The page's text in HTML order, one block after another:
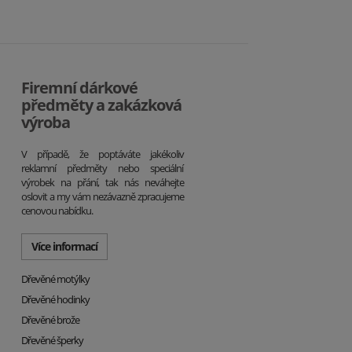
Firemní dárkové
předměty a zakázková
výroba
V případě, že poptáváte jakékoliv
reklamní předměty nebo speciální
výrobek na přání, tak nás neváhejte
oslovit a my vám nezávazně zpracujeme
cenovou nabídku.
Více informací
Dřevěné motýlky
Dřevěné hodinky
Dřevěné brože
Dřevěné šperky